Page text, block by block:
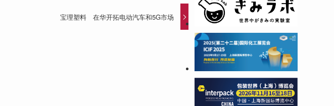
宝理塑料 在华开拓电动汽车和5G市场